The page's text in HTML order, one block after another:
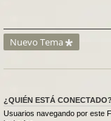
Nuevo Tema
¿QUIÉN ESTÁ CONECTADO?
Usuarios navegando por este